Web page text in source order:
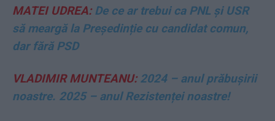
MATEI UDREA:De ce ar trebui ca PNL și USR
să meargă la Președinție cu candidat comun,
dar fără PSD
VLADIMIR MUNTEANU:2024 – anul prăbușirii
noastre. 2025 – anul Rezistenței noastre!